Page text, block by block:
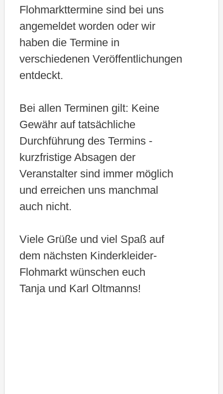
Flohmarkttermine sind bei uns
angemeldet worden oder wir
haben die Termine in
verschiedenen Veröffentlichungen
entdeckt.
Bei allen Terminen gilt: Keine
Gewähr auf tatsächliche
Durchführung des Termins -
kurzfristige Absagen der
Veranstalter sind immer möglich
und erreichen uns manchmal
auch nicht.
Viele Grüße und viel Spaß auf
dem nächsten Kinderkleider-
Flohmarkt wünschen euch
Tanja und Karl Oltmanns!